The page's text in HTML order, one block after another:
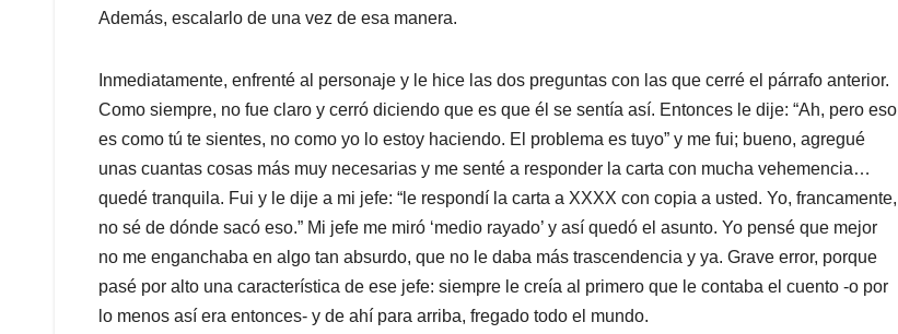
Además, escalarlo de una vez de esa manera.
Inmediatamente, enfrenté al personaje y le hice las dos preguntas con las que cerré el párrafo anterior.
Como siempre, no fue claro y cerró diciendo que es que él se sentía así. Entonces le dije: “Ah, pero eso
es como tú te sientes, no como yo lo estoy haciendo. El problema es tuyo” y me fui; bueno, agregué
unas cuantas cosas más muy necesarias y me senté a responder la carta con mucha vehemencia…
quedé tranquila. Fui y le dije a mi jefe: “le respondí la carta a XXXX con copia a usted. Yo, francamente,
no sé de dónde sacó eso.” Mi jefe me miró ‘medio rayado’ y así quedó el asunto. Yo pensé que mejor
no me enganchaba en algo tan absurdo, que no le daba más trascendencia y ya. Grave error, porque
pasé por alto una característica de ese jefe: siempre le creía al primero que le contaba el cuento -o por
lo menos así era entonces- y de ahí para arriba, fregado todo el mundo.